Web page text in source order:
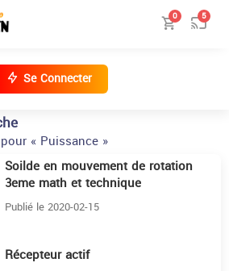
0 5
Se Connecter
« Puissance »
Soilde en mouvement de rotation
3eme math et technique
Publié le 2020-02-15
Récepteur actif